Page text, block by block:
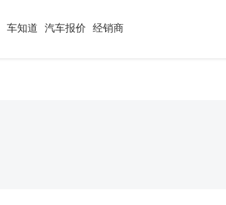
车知道 汽车报价 经销商